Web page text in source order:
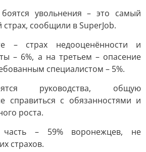
боятся увольнения – это самый
сообщили в SuperJob.
– страх недооценённости и
– 6%, а на третьем – опасение
специалистом – 5%.
руководства, общую
справиться с обязанностями и
роста.
– 59% воронежцев, не
страхов.